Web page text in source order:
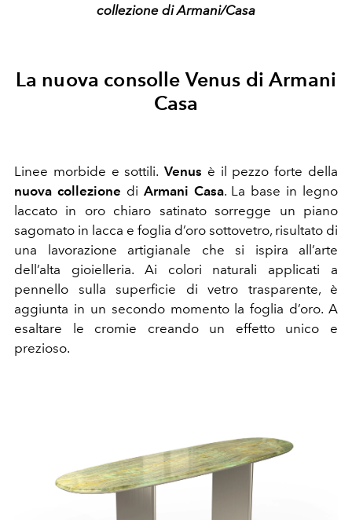
collezione di Armani/Casa
La nuova consolle Venus di Armani
Casa
Linee morbide e sottili. Venus è il pezzo forte della
nuova collezione di Armani Casa. La base in legno
laccato in oro chiaro satinato sorregge un piano
sagomato in lacca e foglia d’oro sottovetro, risultato di
una lavorazione artigianale che si ispira all’arte
dell’alta gioielleria. Ai colori naturali applicati a
pennello sulla superficie di vetro trasparente, è
aggiunta in un secondo momento la foglia d’oro. A
esaltare le cromie creando un effetto unico e
prezioso.